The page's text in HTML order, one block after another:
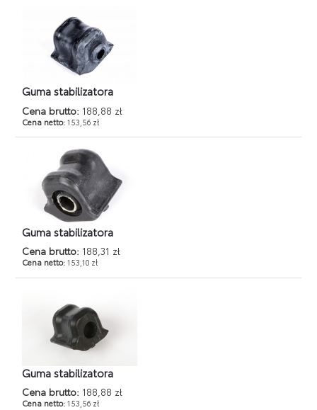
Guma stabilizatora
Cena brutto: 188,88 zł
Cena netto:153,56 zł
Guma stabilizatora
Cena brutto: 188,31 zł
Cena netto:153,10 zł
Guma stabilizatora
Cena brutto: 188,88 zł
Cena netto:153,56 zł